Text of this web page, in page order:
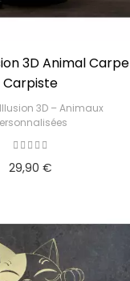
3D Animal Carpe
Carpiste
3D – Animaux
29,90 €